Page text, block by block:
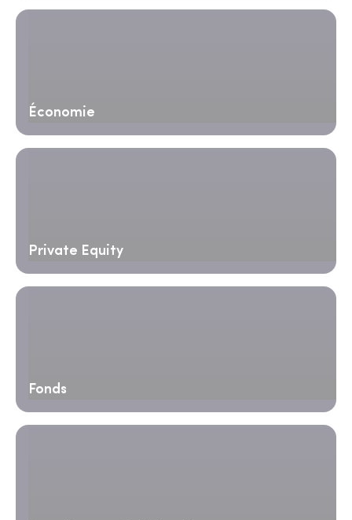
Économie
Private Equity
Fonds